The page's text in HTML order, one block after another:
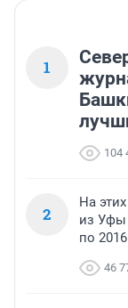
1
104
2
На
из Уфы
по
46